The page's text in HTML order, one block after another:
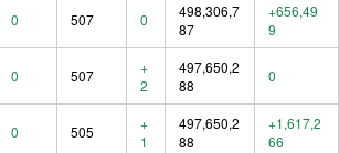
0 507 0
498,306,7
87
+656,49
9
0 507
+
2
497,650,2
88
0
0 505
+
1
497,650,2
88
+1,617,2
66